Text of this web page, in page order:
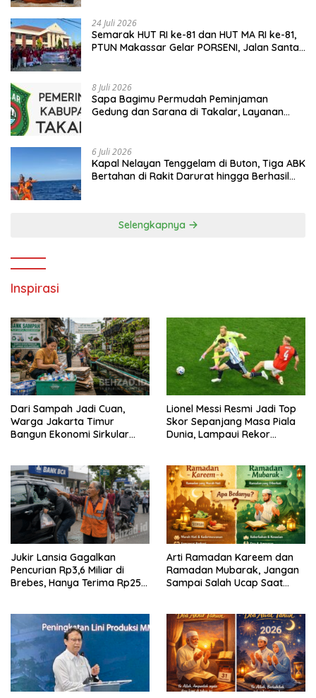
24 Juli 2026
Semarak HUT RI ke-81 dan HUT MA RI ke-81,
PTUN Makassar Gelar PORSENI, Jalan Santai
8 Juli 2026
Sapa Bagimu Permudah Peminjaman
Gedung dan Sarana di Takalar, Layanan
6 Juli 2026
Kapal Nelayan Tenggelam di Buton, Tiga ABK
Bertahan di Rakit Darurat hingga Berhasil
Selengkapnya
Inspirasi
Dari Sampah Jadi Cuan,
Warga Jakarta Timur
Bangun Ekonomi Sirkular
Lionel Messi Resmi Jadi Top
Skor Sepanjang Masa Piala
Dunia, Lampaui Rekor
Jukir Lansia Gagalkan
Pencurian Rp3,6 Miliar di
Brebes, Hanya Terima Rp25
Arti Ramadan Kareem dan
Ramadan Mubarak, Jangan
Sampai Salah Ucap Saat